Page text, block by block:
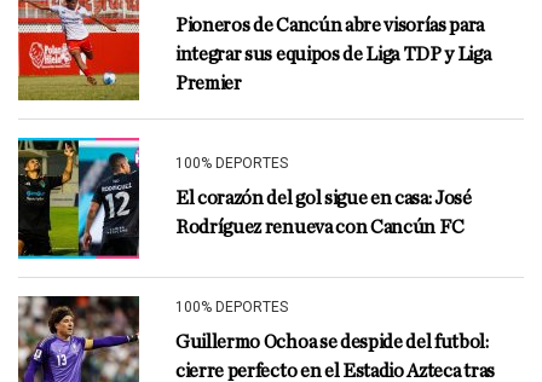
Pioneros de Cancún abre visorías para
integrar sus equipos de Liga TDP y Liga
Premier
100% DEPORTES
El corazón del gol sigue en casa: José
Rodríguez renueva con Cancún FC
100% DEPORTES
Guillermo Ochoa se despide del futbol:
cierre perfecto en el Estadio Azteca tras